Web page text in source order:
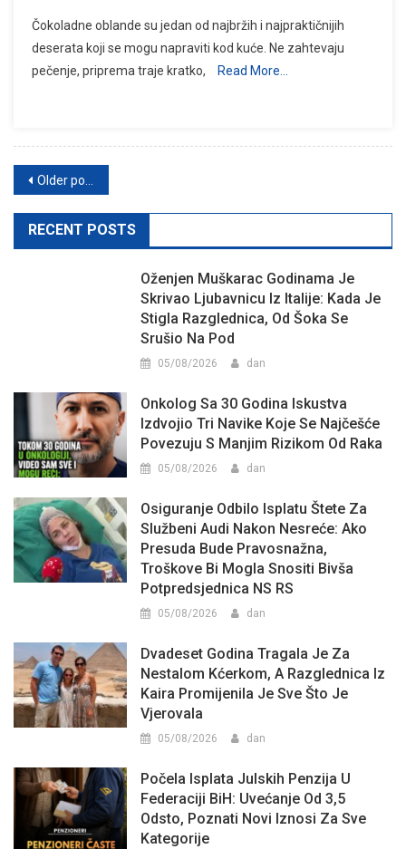
Čokoladne oblande su jedan od najbržih i najpraktičnijih
deserata koji se mogu napraviti kod kuće. Ne zahtevaju
pečenje, priprema traje kratko,
Read More…
Posts
navigation
Older posts
RECENT POSTS
Oženjen Muškarac Godinama Je
Skrivao Ljubavnicu Iz Italije: Kada Je
Stigla Razglednica, Od Šoka Se
Srušio Na Pod
05/08/2026 dan
Onkolog Sa 30 Godina Iskustva
Izdvojio Tri Navike Koje Se Najčešće
Povezuju S Manjim Rizikom Od Raka
05/08/2026 dan
Osiguranje Odbilo Isplatu Štete Za
Službeni Audi Nakon Nesreće: Ako
Presuda Bude Pravosnažna,
Troškove Bi Mogla Snositi Bivša
Potpredsjednica NS RS
05/08/2026 dan
Dvadeset Godina Tragala Je Za
Nestalom Kćerkom, A Razglednica Iz
Kaira Promijenila Je Sve Što Je
Vjerovala
05/08/2026 dan
Počela Isplata Julskih Penzija U
Federaciji BiH: Uvećanje Od 3,5
Odsto, Poznati Novi Iznosi Za Sve
Kategorije